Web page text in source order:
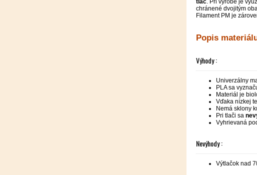
tlač. Pri výrobe je
chránené dvojitým
Filament PM je
Popis
Výhody :
Univerzálny
PLA sa
Materiál je
Vďaka nízkej
Nemá sklony
Pri tlači sa
Vyhrievaná
Nevýhody :
Výtlačok nad